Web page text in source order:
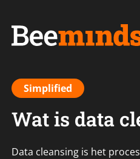
Simplified
Wat is data
Data cleansing is het